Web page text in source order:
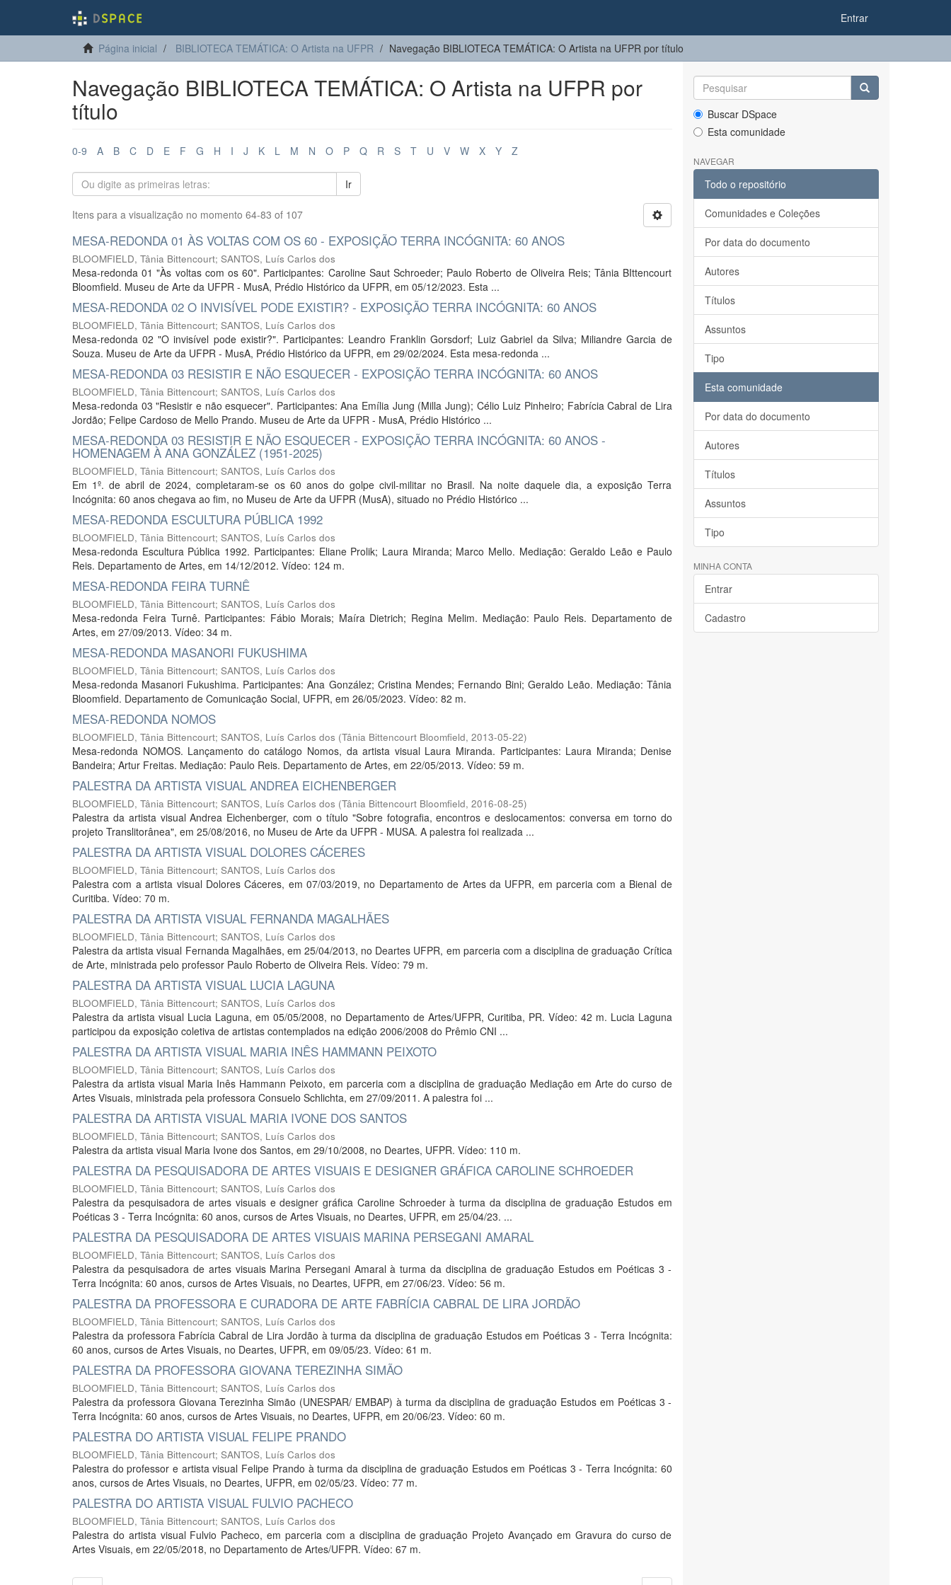
Entrar
Página inicial BIBLIOTECA TEMÁTICA: O Artista na UFPR Navegação BIBLIOTECA TEMÁTICA: O Artista na UFPR por título
Navegação BIBLIOTECA TEMÁTICA: O Artista na UFPR por
título
0-9 A B C D E F G H I J K L M N O P Q R S T U V W X Y Z
Ir
Itens para a visualização no momento 64-83 of 107
MESA-REDONDA 01 ÀS VOLTAS COM OS 60 - EXPOSIÇÃO TERRA INCÓGNITA: 60 ANOS
BLOOMFIELD, Tânia Bittencourt; SANTOS, Luís Carlos dos
Mesa-redonda 01 "Às voltas com os 60". Participantes: Caroline Saut Schroeder; Paulo Roberto de Oliveira Reis; Tânia BIttencourt
Bloomfield. Museu de Arte da UFPR - MusA, Prédio Histórico da UFPR, em 05/12/2023. Esta ...
MESA-REDONDA 02 O INVISÍVEL PODE EXISTIR? - EXPOSIÇÃO TERRA INCÓGNITA: 60 ANOS
BLOOMFIELD, Tânia Bittencourt; SANTOS, Luís Carlos dos
Mesa-redonda 02 "O invisível pode existir?". Participantes: Leandro Franklin Gorsdorf; Luiz Gabriel da Silva; Miliandre Garcia de
Souza. Museu de Arte da UFPR - MusA, Prédio Histórico da UFPR, em 29/02/2024. Esta mesa-redonda ...
MESA-REDONDA 03 RESISTIR E NÃO ESQUECER - EXPOSIÇÃO TERRA INCÓGNITA: 60 ANOS
BLOOMFIELD, Tânia Bittencourt; SANTOS, Luís Carlos dos
Mesa-redonda 03 "Resistir e não esquecer". Participantes: Ana Emília Jung (Milla Jung); Célio Luiz Pinheiro; Fabrícia Cabral de Lira
Jordão; Felipe Cardoso de Mello Prando. Museu de Arte da UFPR - MusA, Prédio Histórico ...
MESA-REDONDA 03 RESISTIR E NÃO ESQUECER - EXPOSIÇÃO TERRA INCÓGNITA: 60 ANOS -
HOMENAGEM À ANA GONZÁLEZ (1951-2025)
BLOOMFIELD, Tânia Bittencourt; SANTOS, Luís Carlos dos
Em 1º. de abril de 2024, completaram-se os 60 anos do golpe civil-militar no Brasil. Na noite daquele dia, a exposição Terra
Incógnita: 60 anos chegava ao fim, no Museu de Arte da UFPR (MusA), situado no Prédio Histórico ...
MESA-REDONDA ESCULTURA PÚBLICA 1992
BLOOMFIELD, Tânia Bittencourt; SANTOS, Luís Carlos dos
Mesa-redonda Escultura Pública 1992. Participantes: Eliane Prolik; Laura Miranda; Marco Mello. Mediação: Geraldo Leão e Paulo
Reis. Departamento de Artes, em 14/12/2012. Vídeo: 124 m.
MESA-REDONDA FEIRA TURNÊ
BLOOMFIELD, Tânia Bittencourt; SANTOS, Luís Carlos dos
Mesa-redonda Feira Turnê. Participantes: Fábio Morais; Maíra Dietrich; Regina Melim. Mediação: Paulo Reis. Departamento de
Artes, em 27/09/2013. Vídeo: 34 m.
MESA-REDONDA MASANORI FUKUSHIMA
BLOOMFIELD, Tânia Bittencourt; SANTOS, Luís Carlos dos
Mesa-redonda Masanori Fukushima. Participantes: Ana González; Cristina Mendes; Fernando Bini; Geraldo Leão. Mediação: Tânia
Bloomfield. Departamento de Comunicação Social, UFPR, em 26/05/2023. Vídeo: 82 m.
MESA-REDONDA NOMOS
BLOOMFIELD, Tânia Bittencourt; SANTOS, Luís Carlos dos (Tânia Bittencourt Bloomfield, 2013-05-22)
Mesa-redonda NOMOS. Lançamento do catálogo Nomos, da artista visual Laura Miranda. Participantes: Laura Miranda; Denise
Bandeira; Artur Freitas. Mediação: Paulo Reis. Departamento de Artes, em 22/05/2013. Vídeo: 59 m.
PALESTRA DA ARTISTA VISUAL ANDREA EICHENBERGER
BLOOMFIELD, Tânia Bittencourt; SANTOS, Luís Carlos dos (Tânia Bittencourt Bloomfield, 2016-08-25)
Palestra da artista visual Andrea Eichenberger, com o título "Sobre fotografia, encontros e deslocamentos: conversa em torno do
projeto Translitorânea", em 25/08/2016, no Museu de Arte da UFPR - MUSA. A palestra foi realizada ...
PALESTRA DA ARTISTA VISUAL DOLORES CÁCERES
BLOOMFIELD, Tânia Bittencourt; SANTOS, Luís Carlos dos
Palestra com a artista visual Dolores Cáceres, em 07/03/2019, no Departamento de Artes da UFPR, em parceria com a Bienal de
Curitiba. Vídeo: 70 m.
PALESTRA DA ARTISTA VISUAL FERNANDA MAGALHÃES
BLOOMFIELD, Tânia Bittencourt; SANTOS, Luís Carlos dos
Palestra da artista visual Fernanda Magalhães, em 25/04/2013, no Deartes UFPR, em parceria com a disciplina de graduação Crítica
de Arte, ministrada pelo professor Paulo Roberto de Oliveira Reis. Vídeo: 79 m.
PALESTRA DA ARTISTA VISUAL LUCIA LAGUNA
BLOOMFIELD, Tânia Bittencourt; SANTOS, Luís Carlos dos
Palestra da artista visual Lucia Laguna, em 05/05/2008, no Departamento de Artes/UFPR, Curitiba, PR. Vídeo: 42 m. Lucia Laguna
participou da exposição coletiva de artistas contemplados na edição 2006/2008 do Prêmio CNI ...
PALESTRA DA ARTISTA VISUAL MARIA INÊS HAMMANN PEIXOTO
BLOOMFIELD, Tânia Bittencourt; SANTOS, Luís Carlos dos
Palestra da artista visual Maria Inês Hammann Peixoto, em parceria com a disciplina de graduação Mediação em Arte do curso de
Artes Visuais, ministrada pela professora Consuelo Schlichta, em 27/09/2011. A palestra foi ...
PALESTRA DA ARTISTA VISUAL MARIA IVONE DOS SANTOS
BLOOMFIELD, Tânia Bittencourt; SANTOS, Luís Carlos dos
Palestra da artista visual Maria Ivone dos Santos, em 29/10/2008, no Deartes, UFPR. Vídeo: 110 m.
PALESTRA DA PESQUISADORA DE ARTES VISUAIS E DESIGNER GRÁFICA CAROLINE SCHROEDER
BLOOMFIELD, Tânia Bittencourt; SANTOS, Luís Carlos dos
Palestra da pesquisadora de artes visuais e designer gráfica Caroline Schroeder à turma da disciplina de graduação Estudos em
Poéticas 3 - Terra Incógnita: 60 anos, cursos de Artes Visuais, no Deartes, UFPR, em 25/04/23. ...
PALESTRA DA PESQUISADORA DE ARTES VISUAIS MARINA PERSEGANI AMARAL
BLOOMFIELD, Tânia Bittencourt; SANTOS, Luís Carlos dos
Palestra da pesquisadora de artes visuais Marina Persegani Amaral à turma da disciplina de graduação Estudos em Poéticas 3 -
Terra Incógnita: 60 anos, cursos de Artes Visuais, no Deartes, UFPR, em 27/06/23. Vídeo: 56 m.
PALESTRA DA PROFESSORA E CURADORA DE ARTE FABRÍCIA CABRAL DE LIRA JORDÃO
BLOOMFIELD, Tânia Bittencourt; SANTOS, Luís Carlos dos
Palestra da professora Fabrícia Cabral de Lira Jordão à turma da disciplina de graduação Estudos em Poéticas 3 - Terra Incógnita:
60 anos, cursos de Artes Visuais, no Deartes, UFPR, em 09/05/23. Vídeo: 61 m.
PALESTRA DA PROFESSORA GIOVANA TEREZINHA SIMÃO
BLOOMFIELD, Tânia Bittencourt; SANTOS, Luís Carlos dos
Palestra da professora Giovana Terezinha Simão (UNESPAR/ EMBAP) à turma da disciplina de graduação Estudos em Poéticas 3 -
Terra Incógnita: 60 anos, cursos de Artes Visuais, no Deartes, UFPR, em 20/06/23. Vídeo: 60 m.
PALESTRA DO ARTISTA VISUAL FELIPE PRANDO
BLOOMFIELD, Tânia Bittencourt; SANTOS, Luís Carlos dos
Palestra do professor e artista visual Felipe Prando à turma da disciplina de graduação Estudos em Poéticas 3 - Terra Incógnita: 60
anos, cursos de Artes Visuais, no Deartes, UFPR, em 02/05/23. Vídeo: 77 m.
PALESTRA DO ARTISTA VISUAL FULVIO PACHECO
BLOOMFIELD, Tânia Bittencourt; SANTOS, Luís Carlos dos
Palestra do artista visual Fulvio Pacheco, em parceria com a disciplina de graduação Projeto Avançado em Gravura do curso de
Artes Visuais, em 22/05/2018, no Departamento de Artes/UFPR. Vídeo: 67 m.
Buscar DSpace
Esta comunidade
NAVEGAR
Todo o repositório
Comunidades e Coleções
Por data do documento
Autores
Títulos
Assuntos
Tipo
Esta comunidade
Por data do documento
Autores
Títulos
Assuntos
Tipo
MINHA CONTA
Entrar
Cadastro